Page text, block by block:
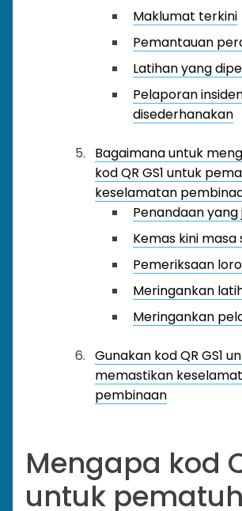
Maklumat terkini
Pemantauan
Latihan yang
Pelaporan
disederhanakan
Bagaimana untuk
kod QR GS1 untuk
keselamatan
Penandaan yang
Kemas kini
Pemeriksaan
Meringankan
Meringankan
Gunakan kod QR GS1
memastikan
pembinaan
Mengapa kod
untuk